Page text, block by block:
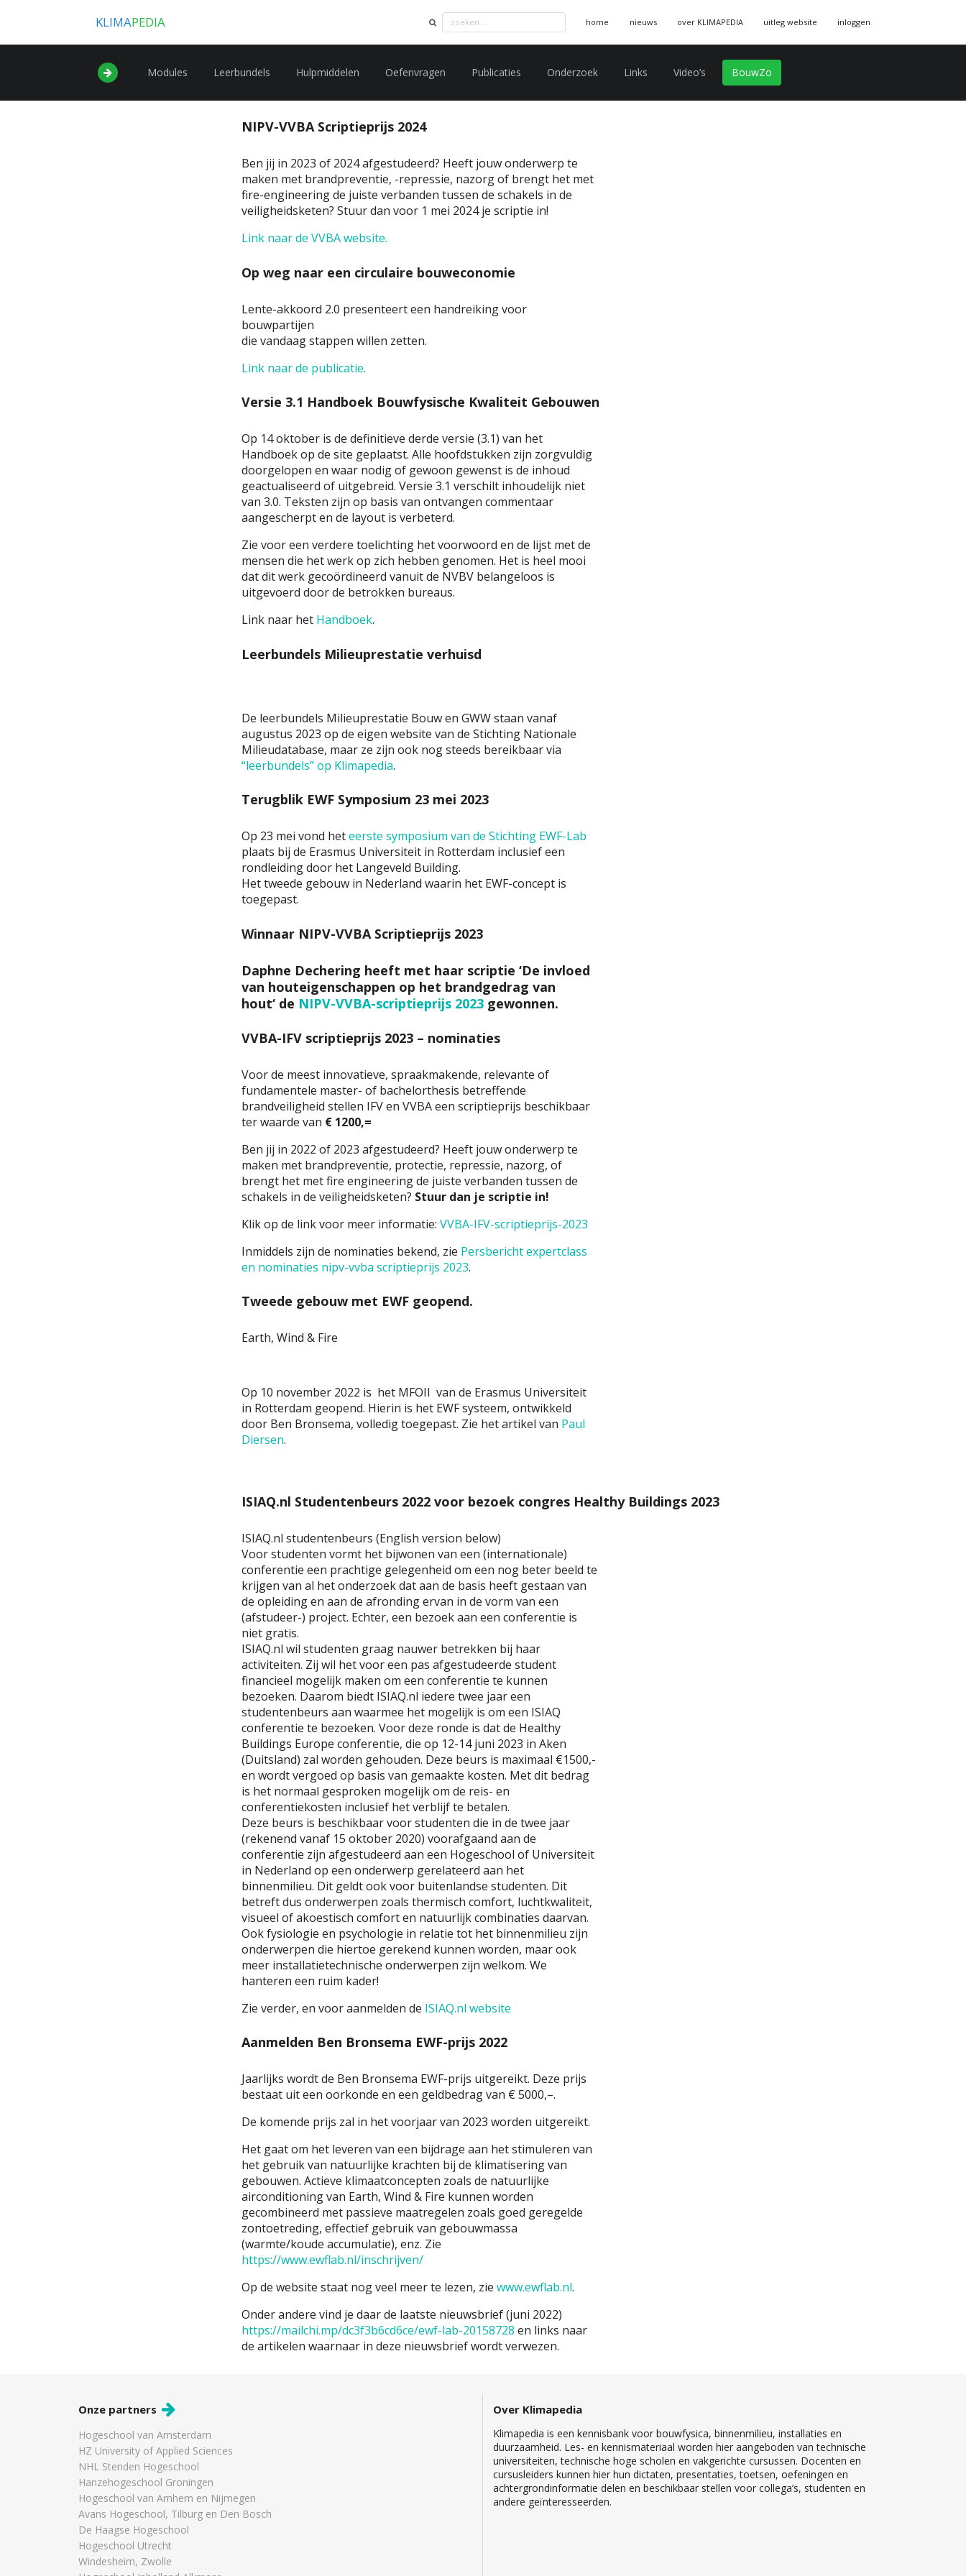
KLIMAPEDIA home nieuws over KLIMAPEDIA uitleg website inloggen
Modules Leerbundels Hulpmiddelen Oefenvragen Publicaties Onderzoek Links Video’s BouwZo
NIPV-VVBA Scriptieprijs 2024
Ben jij in 2023 of 2024 afgestudeerd? Heeft jouw onderwerp te
maken met brandpreventie, -repressie, nazorg of brengt het met
fire-engineering de juiste verbanden tussen de schakels in de
veiligheidsketen? Stuur dan voor 1 mei 2024 je scriptie in!
Link naar de VVBA website.
Op weg naar een circulaire bouweconomie
Lente-akkoord 2.0 presenteert een handreiking voor
bouwpartijen
die vandaag stappen willen zetten.
Link naar de publicatie.
Versie 3.1 Handboek Bouwfysische Kwaliteit Gebouwen
Op 14 oktober is de definitieve derde versie (3.1) van het
Handboek op de site geplaatst. Alle hoofdstukken zijn zorgvuldig
doorgelopen en waar nodig of gewoon gewenst is de inhoud
geactualiseerd of uitgebreid. Versie 3.1 verschilt inhoudelijk niet
van 3.0. Teksten zijn op basis van ontvangen commentaar
aangescherpt en de layout is verbeterd.
Zie voor een verdere toelichting het voorwoord en de lijst met de
mensen die het werk op zich hebben genomen. Het is heel mooi
dat dit werk gecoördineerd vanuit de NVBV belangeloos is
uitgevoerd door de betrokken bureaus.
Link naar het Handboek.
Leerbundels Milieuprestatie verhuisd
De leerbundels Milieuprestatie Bouw en GWW staan vanaf
augustus 2023 op de eigen website van de Stichting Nationale
Milieudatabase, maar ze zijn ook nog steeds bereikbaar via
“leerbundels” op Klimapedia.
Terugblik EWF Symposium 23 mei 2023
Op 23 mei vond heteerste symposium van de Stichting EWF-Lab
plaats bij de Erasmus Universiteit in Rotterdam inclusief een
rondleiding door het Langeveld Building.
Het tweede gebouw in Nederland waarin het EWF-concept is
toegepast.
Winnaar NIPV-VVBA Scriptieprijs 2023
Daphne Dechering heeft met haar scriptie ‘De invloed
van houteigenschappen op het brandgedrag van
hout‘ de NIPV-VVBA-scriptieprijs 2023 gewonnen.
VVBA-IFV scriptieprijs 2023 – nominaties
Voor de meest innovatieve, spraakmakende, relevante of
fundamentele master- of bachelorthesis betreffende
brandveiligheid stellen IFV en VVBA een scriptieprijs beschikbaar
ter waarde van € 1200,=
Ben jij in 2022 of 2023 afgestudeerd? Heeft jouw onderwerp te
maken met brandpreventie, protectie, repressie, nazorg, of
brengt het met fire engineering de juiste verbanden tussen de
schakels in de veiligheidsketen? Stuur dan je scriptie in!
Klik op de link voor meer informatie: VVBA-IFV-scriptieprijs-2023
Inmiddels zijn de nominaties bekend, zie Persbericht expertclass
en nominaties nipv-vvba scriptieprijs 2023.
Tweede gebouw met EWF geopend.
Earth, Wind & Fire
Op 10 november 2022 is het MFOII van de Erasmus Universiteit
in Rotterdam geopend. Hierin is het EWF systeem, ontwikkeld
door Ben Bronsema, volledig toegepast. Zie het artikel van Paul
Diersen.
ISIAQ.nl Studentenbeurs 2022 voor bezoek congres Healthy Buildings 2023
ISIAQ.nl studentenbeurs (English version below)
Voor studenten vormt het bijwonen van een (internationale)
conferentie een prachtige gelegenheid om een nog beter beeld te
krijgen van al het onderzoek dat aan de basis heeft gestaan van
de opleiding en aan de afronding ervan in de vorm van een
(afstudeer-) project. Echter, een bezoek aan een conferentie is
niet gratis.
ISIAQ.nl wil studenten graag nauwer betrekken bij haar
activiteiten. Zij wil het voor een pas afgestudeerde student
financieel mogelijk maken om een conferentie te kunnen
bezoeken. Daarom biedt ISIAQ.nl iedere twee jaar een
studentenbeurs aan waarmee het mogelijk is om een ISIAQ
conferentie te bezoeken. Voor deze ronde is dat de Healthy
Buildings Europe conferentie, die op 12-14 juni 2023 in Aken
(Duitsland) zal worden gehouden. Deze beurs is maximaal €1500,-
en wordt vergoed op basis van gemaakte kosten. Met dit bedrag
is het normaal gesproken mogelijk om de reis- en
conferentiekosten inclusief het verblijf te betalen.
Deze beurs is beschikbaar voor studenten die in de twee jaar
(rekenend vanaf 15 oktober 2020) voorafgaand aan de
conferentie zijn afgestudeerd aan een Hogeschool of Universiteit
in Nederland op een onderwerp gerelateerd aan het
binnenmilieu. Dit geldt ook voor buitenlandse studenten. Dit
betreft dus onderwerpen zoals thermisch comfort, luchtkwaliteit,
visueel of akoestisch comfort en natuurlijk combinaties daarvan.
Ook fysiologie en psychologie in relatie tot het binnenmilieu zijn
onderwerpen die hiertoe gerekend kunnen worden, maar ook
meer installatietechnische onderwerpen zijn welkom. We
hanteren een ruim kader!
Zie verder, en voor aanmelden de ISIAQ.nl website
Aanmelden Ben Bronsema EWF-prijs 2022
Jaarlijks wordt de Ben Bronsema EWF-prijs uitgereikt. Deze prijs
bestaat uit een oorkonde en een geldbedrag van € 5000,–.
De komende prijs zal in het voorjaar van 2023 worden uitgereikt.
Het gaat om het leveren van een bijdrage aan het stimuleren van
het gebruik van natuurlijke krachten bij de klimatisering van
gebouwen. Actieve klimaatconcepten zoals de natuurlijke
airconditioning van Earth, Wind & Fire kunnen worden
gecombineerd met passieve maatregelen zoals goed geregelde
zontoetreding, effectief gebruik van gebouwmassa
(warmte/koude accumulatie), enz. Zie
https://www.ewflab.nl/inschrijven/
Op de website staat nog veel meer te lezen, zie www.ewflab.nl.
Onder andere vind je daar de laatste nieuwsbrief (juni 2022)
https://mailchi.mp/dc3f3b6cd6ce/ewf-lab-20158728 en links naar
de artikelen waarnaar in deze nieuwsbrief wordt verwezen.
Onze partners
Hogeschool van Amsterdam
HZ University of Applied Sciences
NHL Stenden Hogeschool
Hanzehogeschool Groningen
Hogeschool van Arnhem en Nijmegen
Avans Hogeschool, Tilburg en Den Bosch
De Haagse Hogeschool
Hogeschool Utrecht
Windesheim, Zwolle
Over Klimapedia
Klimapedia is een kennisbank voor bouwfysica, binnenmilieu, installaties en
duurzaamheid. Les- en kennismateriaal worden hier aangeboden van technische
universiteiten, technische hoge scholen en vakgerichte cursussen. Docenten en
cursusleiders kunnen hier hun dictaten, presentaties, toetsen, oefeningen en
achtergrondinformatie delen en beschikbaar stellen voor collega’s, studenten en
andere geïnteresseerden.